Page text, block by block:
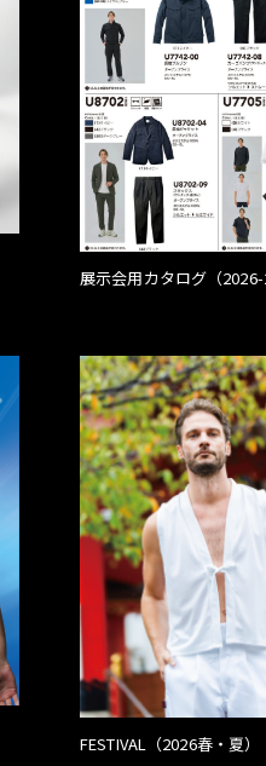
展示会用カタログ（2026-
FESTIVAL（2026春・夏）